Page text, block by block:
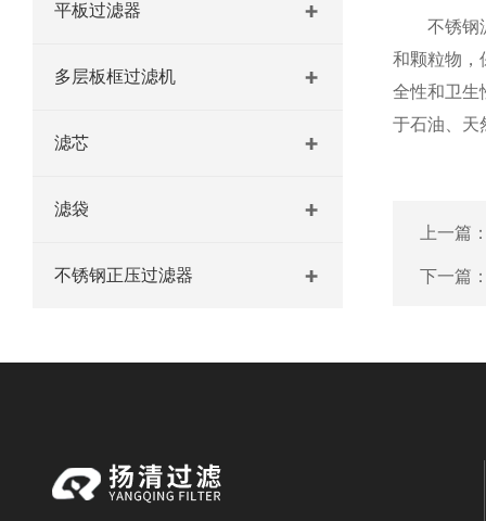
平板过滤器
多层板框过滤机
滤芯
滤袋
不锈钢正压过滤器
不锈钢滤
和颗粒物，
全性和卫生
于石油、天
上一篇
下一篇